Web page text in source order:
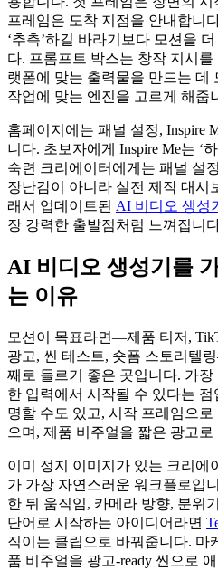
프레임은 도착 지점을 안내합니
‘추측’하길 바라기보다 모션을
다. 프롬프트 박스는 창작 지시
랫폼에 맞는 출력물을 만드는 데
작업에 맞는 엔진을 고르게 해줍
홈페이지에는 패널 설정, Inspire
니다. 초보자에게 Inspire Me는 ‘
숙련 크리에이터에게는 패널 설
장난감이 아니라 실전 제작 대시
래서 업데이트된 AI 비디오 생성기
장 강력한 출발점처럼 느껴집니
AI 비디오 생성기를
는 이유
모션이 목표라면—제품 티저,
광고, 씬 테스트, 숏폼 스토리텔
째로 들르기 좋은 곳입니다. 가
한 입력에서 시작될 수 있다는
명할 수도 있고, 시작 프레임으
으며, 제품 비주얼을 짧은 광고
이미 정지 이미지가 있는 크리에
가 가장 자연스러운 워크플로입
한 뒤 움직임, 카메라 방향, 분위
단어로 시작하는 아이디어라면
직이는 클립으로 바꿔줍니다. 마
품 비주얼을 광고-ready 씬으로